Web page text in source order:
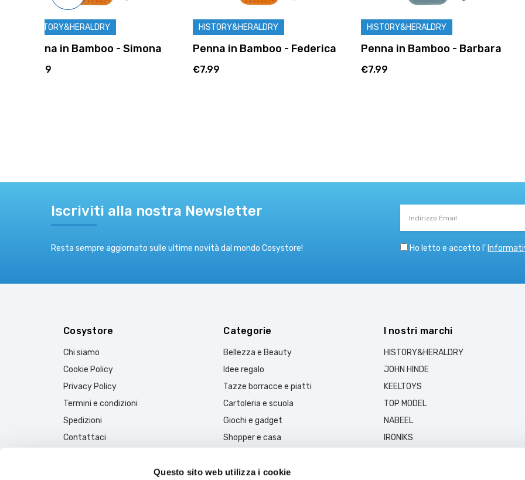
Questo sito web utilizza i cookie
HISTORY&HERALDRY
Penna in Bamboo - Federica
€7,99
HISTORY&HERALDRY
Penna in Bamboo - Barbara
€7,99
HISTORY&HERALDRY
Penna in Bamboo - Maria
€7,99
Iscriviti alla nostra Newsletter
Resta sempre aggiornato sulle ultime novità dal mondo Cosystore!
Email
Ho letto e accetto l’
Cosystore
Chi siamo
Cookie Policy
Privacy Policy
Termini e condizioni
Spedizioni
Contattaci
Categorie
Bellezza e Beauty
Idee regalo
Tazze borracce e piatti
Cartoleria e scuola
Giochi e gadget
Shopper e casa
I nostri marchi
HISTORY&HERALDRY
JOHN HINDE
KEELTOYS
TOP MODEL
NABEEL
IRONIKS